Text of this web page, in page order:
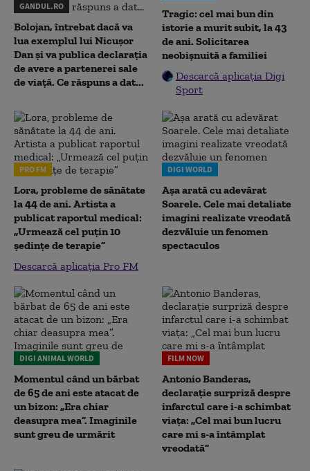
GANDUL.RO
Bolojan, întrebat dacă va
lua exemplul lui Nicușor
Dan și va publica declarația
de avere a partenerei sale
de viață. Ce răspuns a dat...
Tragic: cel mai bun din
istorie a murit subit, la 43
de ani. Solicitarea
neobișnuită a familiei
Descarcă aplicația Digi
Sport
PRO FM
Lora, probleme de sănătate
la 44 de ani. Artista a
publicat raportul medical:
„Urmează cel puțin 10
ședințe de terapie”
Descarcă aplicația Pro FM
DIGI WORLD
Așa arată cu adevărat
Soarele. Cele mai detaliate
imagini realizate vreodată
dezvăluie un fenomen
spectaculos
DIGI ANIMAL WORLD
Momentul când un bărbat
de 65 de ani este atacat de
un bizon: „Era chiar
deasupra mea”. Imaginile
sunt greu de urmărit
FILM NOW
Antonio Banderas,
declarație surpriză despre
infarctul care i-a schimbat
viața: „Cel mai bun lucru
care mi s-a întâmplat
vreodată”